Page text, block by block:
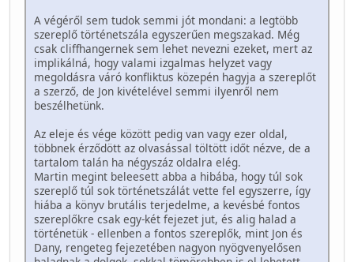
A végéről sem tudok semmi jót mondani: a legtöbb
szereplő történetszála egyszerűen megszakad. Még
csak cliffhangernek sem lehet nevezni ezeket, mert az
implikálná, hogy valami izgalmas helyzet vagy
megoldásra váró konfliktus közepén hagyja a szereplőt
a szerző, de Jon kivételével semmi ilyenről nem
beszélhetünk.
Az eleje és vége között pedig van vagy ezer oldal,
többnek érződött az olvasással töltött időt nézve, de a
tartalom talán ha négyszáz oldalra elég.
Martin megint beleesett abba a hibába, hogy túl sok
szereplő túl sok történetszálát vette fel egyszerre, így
hiába a könyv brutális terjedelme, a kevésbé fontos
szereplőkre csak egy-két fejezet jut, és alig halad a
történetük - ellenben a fontos szereplők, mint Jon és
Dany, rengeteg fejezetében nagyon nyögvenyelősen